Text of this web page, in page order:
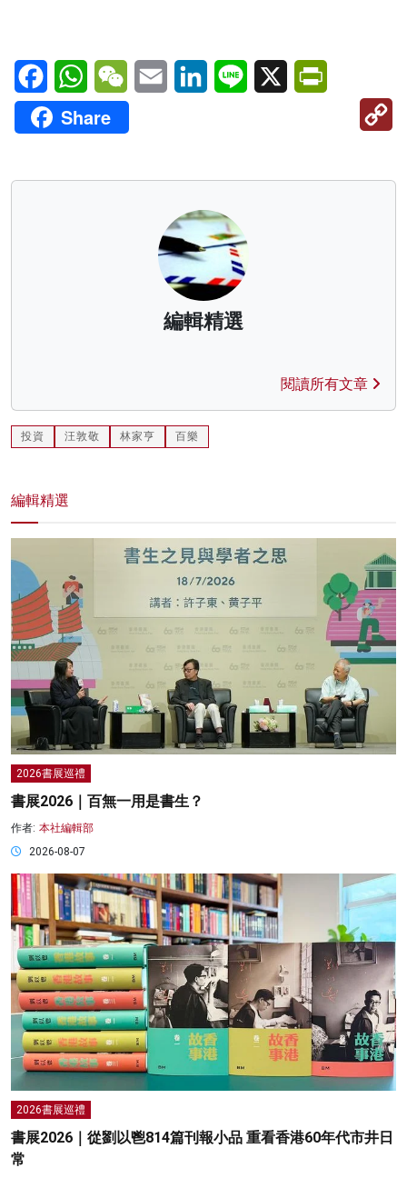
FacebookWhatsAppWeChatEmail LinkedInLine X
Share
編輯精選
閱讀所有文章
投資 汪敦敬 林家亨 百樂
編輯精選
2026書展巡禮
書展2026｜百無一用是書生？
作者: 本社編輯部
2026-08-07
2026書展巡禮
書展2026｜從劉以鬯814篇刊報小品 重看香港60年代市井日
常